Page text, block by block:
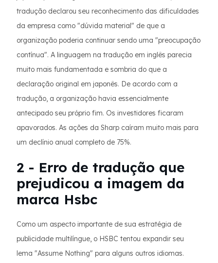
tradução declarou seu reconhecimento das dificuldades
da empresa como "dúvida material" de que a
organização poderia continuar sendo uma "preocupação
contínua". A linguagem na tradução em inglês parecia
muito mais fundamentada e sombria do que a
declaração original em japonês. De acordo com a
tradução, a organização havia essencialmente
antecipado seu próprio fim. Os investidores ficaram
apavorados. As ações da Sharp caíram muito mais para
um declínio anual completo de 75%.
2 - Erro de tradução que
prejudicou a imagem da
marca Hsbc
Como um aspecto importante de sua estratégia de
publicidade multilíngue, o HSBC tentou expandir seu
lema "Assume Nothing" para alguns outros idiomas.